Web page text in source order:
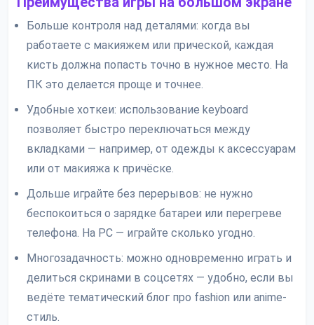
Больше контроля над деталями: когда вы
работаете с макияжем или прической, каждая
кисть должна попасть точно в нужное место. На
ПК это делается проще и точнее.
Удобные хоткеи: использование keyboard
позволяет быстро переключаться между
вкладками — например, от одежды к аксессуарам
или от макияжа к причёске.
Дольше играйте без перерывов: не нужно
беспокоиться о зарядке батареи или перегреве
телефона. На PC — играйте сколько угодно.
Многозадачность: можно одновременно играть и
делиться скринами в соцсетях — удобно, если вы
ведёте тематический блог про fashion или anime-
стиль.